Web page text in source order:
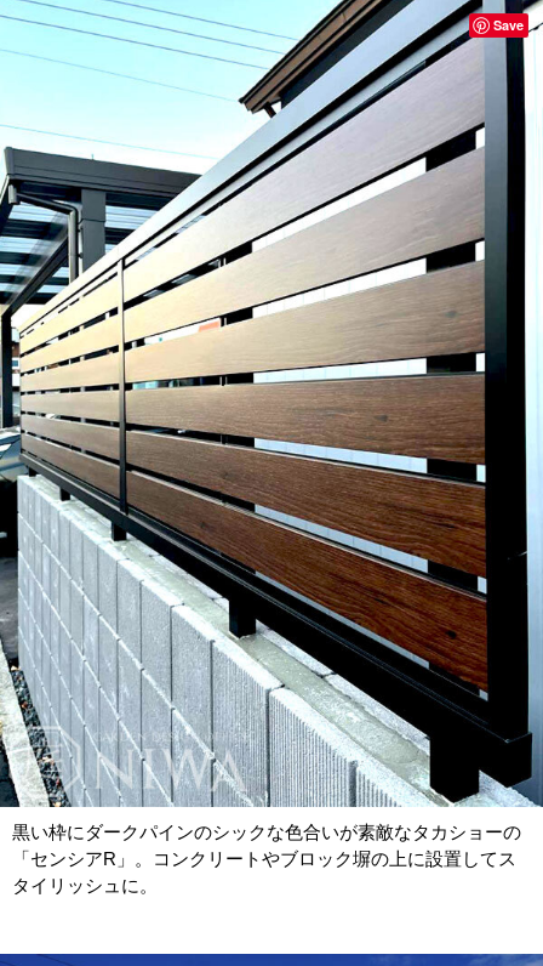
黒い枠にダークパインのシックな色合いが素敵なタカショーの
「センシアR」。コンクリートやブロック塀の上に設置してス
タイリッシュに。
Save